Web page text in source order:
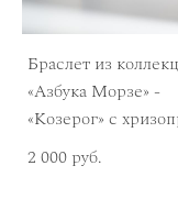
Браслет из
«Азбука Морзе» -
«Козерог» с
2 000 pуб.